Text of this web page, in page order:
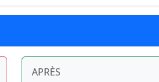
APRÈS